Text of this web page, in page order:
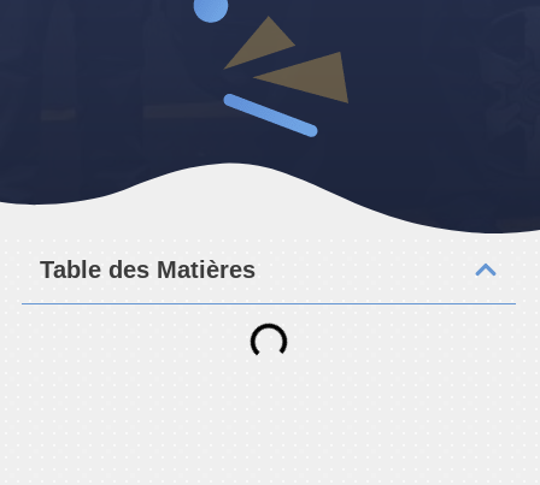
Table des Matières